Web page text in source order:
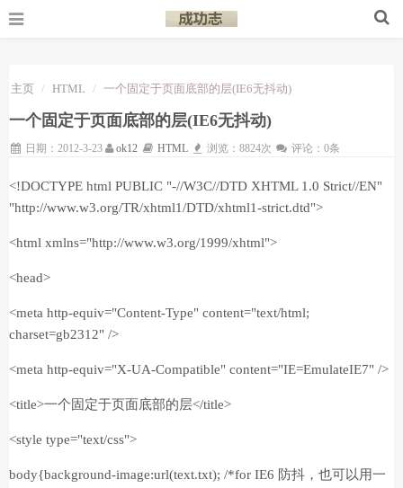
主页 HTML 一个固定于页面底部的层(IE6无抖动)
一个固定于页面底部的层(IE6无抖动)
日期：2012-3-23 ok12 HTML 浏览：8824次 评论：0条
<!DOCTYPE html PUBLIC "-//W3C//DTD XHTML 1.0 Strict//EN"
"http://www.w3.org/TR/xhtml1/DTD/xhtml1-strict.dtd">
<html xmlns="http://www.w3.org/1999/xhtml">
<head>
<meta http-equiv="Content-Type" content="text/html;
charset=gb2312" />
<meta http-equiv="X-UA-Compatible" content="IE=EmulateIE7" />
<title>一个固定于页面底部的层</title>
<style type="text/css">
body{background-image:url(text.txt); /*for IE6 防抖，也可以用一